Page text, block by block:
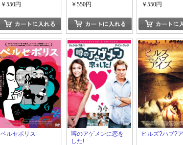
ョン」
￥550円 ￥550円
宝石
￥550円
ペルセポリス
噂のアゲメンに恋を
した!
ヒルズ?ハブ?